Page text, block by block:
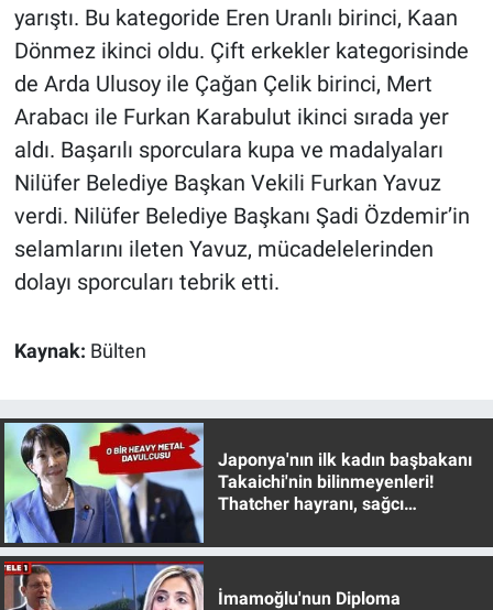
yarıştı. Bu kategoride Eren Uranlı birinci, Kaan
Dönmez ikinci oldu. Çift erkekler kategorisinde
de Arda Ulusoy ile Çağan Çelik birinci, Mert
Arabacı ile Furkan Karabulut ikinci sırada yer
aldı. Başarılı sporculara kupa ve madalyaları
Nilüfer Belediye Başkan Vekili Furkan Yavuz
verdi. Nilüfer Belediye Başkanı Şadi Özdemir’in
selamlarını ileten Yavuz, mücadelelerinden
dolayı sporcuları tebrik etti.
Kaynak: Bülten
Japonya'nın ilk kadın başbakanı
Takaichi'nin bilinmeyenleri!
Thatcher hayranı, sağcı
İmamoğlu'nun Diploma
Türkiye'nin Gündemi
Yerel Gündem
Yerel Yaşam
Canlı Yayın